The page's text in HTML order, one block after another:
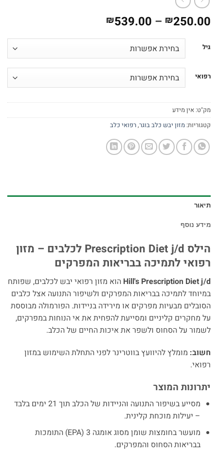
₪250.00
–
₪539.00
עד
גיל
רפואי
מק"ט: אין מידע
קטגוריות: מזון יבש כלב בוגר,רפואי כלב
תיאור
מידע נוסף
הילס Prescription Diet j/d לכלבים – מזון
רפואי לתמיכה בבריאות המפרקים
Hill's Prescription Diet j/d הוא מזון רפואי יבש לכלבים, שפותח
במיוחד לתמיכה בבריאות המפרקים ולשיפור התנועה אצל כלבים
הסובלים מבעיות מפרקים או מירידה בניידות. הפורמולה מבוססת
על מחקרים קליניים ומסייעת להפחית את אי הנוחות במפרקים,
לשמור על הסחוס ולשפר את איכות החיים של הכלב.
חשוב: מומלץ להיוועץ בווטרינר לפני התחלת השימוש במזון
רפואי.
יתרונות המוצר
מסייע בשיפור התנועה והניידות של הכלב תוך 21 ימים בלבד
– יעילות מוכחת קלינית.
מועשר בחומצות שומן מסוג אומגה 3 (EPA) התומכות
בבריאות הסחוס והמפרקים.